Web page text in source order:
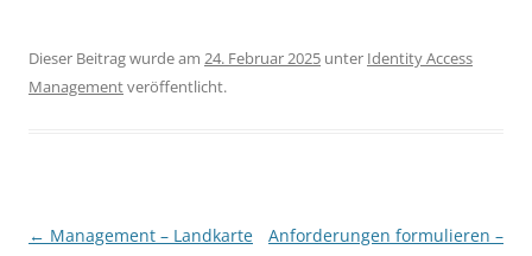
Dieser Beitrag wurde am 24. Februar 2025 unter Identity Access
Managementveröffentlicht.
Beitragsnavigation
← Management – Landkarte
Anforderungen formulieren –